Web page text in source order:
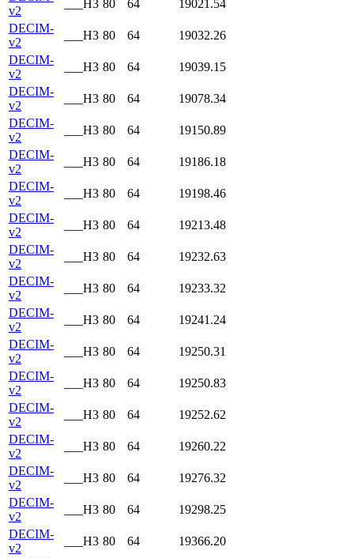
v2
___H3 80 64
19021.54
DECIM-
v2
___H3 80 64
19032.26
DECIM-
v2
___H3 80 64
19039.15
DECIM-
v2
___H3 80 64
19078.34
DECIM-
v2
___H3 80 64
19150.89
DECIM-
v2
___H3 80 64
19186.18
DECIM-
v2
___H3 80 64
19198.46
DECIM-
v2
___H3 80 64
19213.48
DECIM-
v2
___H3 80 64
19232.63
DECIM-
v2
___H3 80 64
19233.32
DECIM-
v2
___H3 80 64
19241.24
DECIM-
v2
___H3 80 64
19250.31
DECIM-
v2
___H3 80 64
19250.83
DECIM-
v2
___H3 80 64
19252.62
DECIM-
v2
___H3 80 64
19260.22
DECIM-
v2
___H3 80 64
19276.32
DECIM-
v2
___H3 80 64
19298.25
DECIM-
v2
___H3 80 64
19366.20